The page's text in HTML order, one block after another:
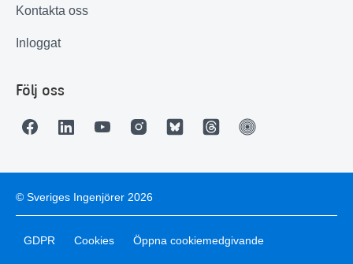
Kontakta oss
Inloggat
Följ oss
© Sveriges Ingenjörer 2026
GDPR Cookies Öppna cookiemedgivande